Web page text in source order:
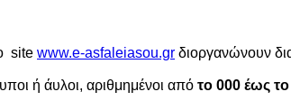
site www.e-asfaleiasou.gr διοργανώνουν
ή άυλοι, αριθμημένοι από το 000 έως